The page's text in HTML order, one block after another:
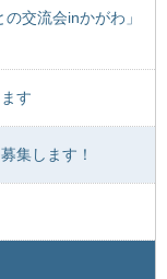
交流会inかがわ」
す
集します！